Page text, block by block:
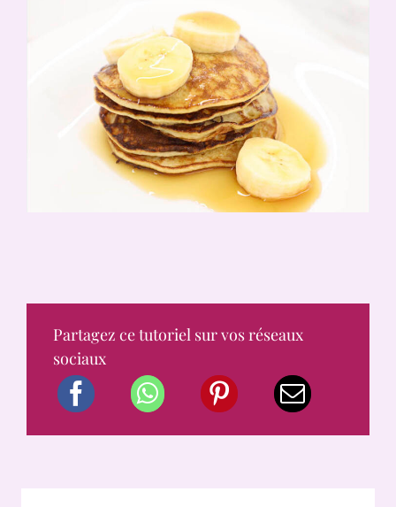
Partagez ce tutoriel sur vos réseaux
sociaux